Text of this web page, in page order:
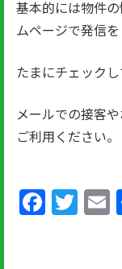
基本的には物件
ムページで発信を
たまにチェック
メールでの接客
ご利用ください。